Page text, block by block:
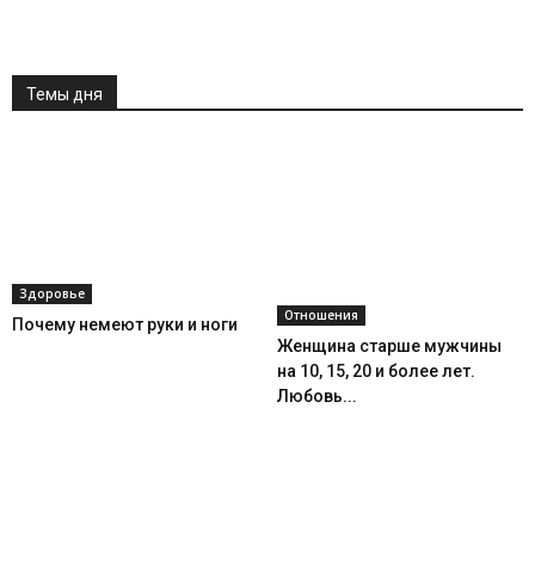
Темы дня
Здоровье
Почему немеют руки и ноги
Отношения
Женщина старше мужчины
на 10, 15, 20 и более лет.
Любовь...